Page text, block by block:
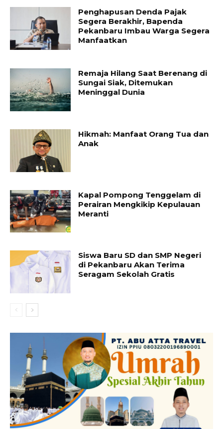
Penghapusan Denda Pajak
Segera Berakhir, Bapenda
Pekanbaru Imbau Warga Segera
Manfaatkan
Remaja Hilang Saat Berenang di
Sungai Siak, Ditemukan
Meninggal Dunia
Hikmah: Manfaat Orang Tua dan
Anak
Kapal Pompong Tenggelam di
Perairan Mengkikip Kepulauan
Meranti
Siswa Baru SD dan SMP Negeri
di Pekanbaru Akan Terima
Seragam Sekolah Gratis